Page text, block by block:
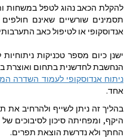
להקלת הכאב נהוג לטפל במשחות
תסמינים שורשיים שאינם
אנדוסקופי או לטיפול כאב
ישנן כיום מספר טכניקות
הנחשבת לחדשנית בתחום ואוצרת
ניתוח אנדוסקופי לעמוד השדרה
אחד.
בהליך זה ניתן לשייף ולהרחיב
היקף, ומפחיתה סיכון לסיבוכים
החתך ולא נדרשת הוצאת תפרים.